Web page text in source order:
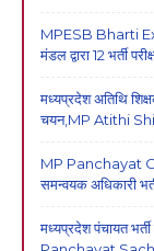
MPESB Bharti
मंडल द्वारा 12 भर्ती
मध्यप्रदेश अतिथि
चयन,MP Atithi
MP Panchayat
समन्वयक अधिकारी
मध्यप्रदेश पंचायत